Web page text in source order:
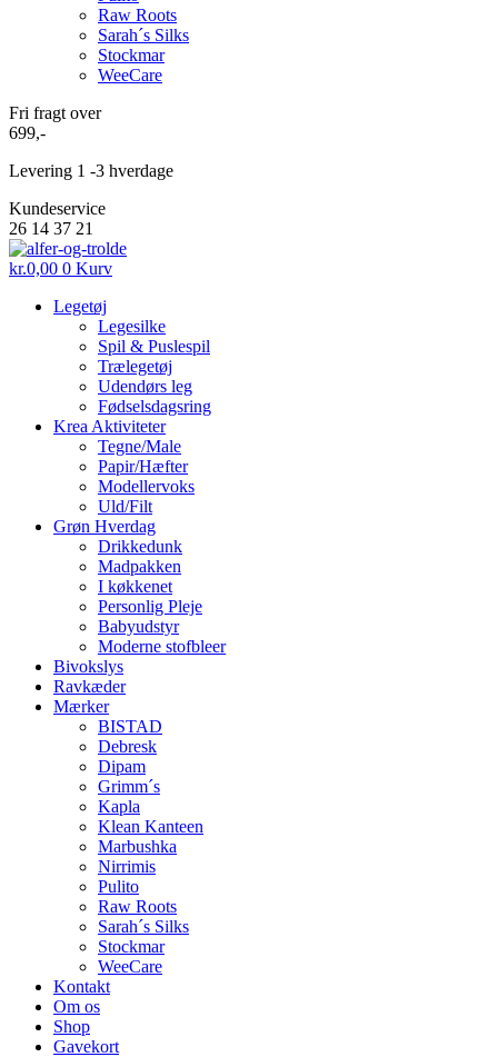
Raw Roots
Sarah´s Silks
Stockmar
WeeCare
Fri fragt over
699,-
Levering 1 -3 hverdage
Kundeservice
26 14 37 21
kr.0,00 0 Kurv
Legetøj
Legesilke
Spil & Puslespil
Trælegetøj
Udendørs leg
Fødselsdagsring
Krea Aktiviteter
Tegne/Male
Papir/Hæfter
Modellervoks
Uld/Filt
Grøn Hverdag
Drikkedunk
Madpakken
I køkkenet
Personlig Pleje
Babyudstyr
Moderne stofbleer
Bivokslys
Ravkæder
Mærker
BISTAD
Debresk
Dipam
Grimm´s
Kapla
Klean Kanteen
Marbushka
Nirrimis
Pulito
Raw Roots
Sarah´s Silks
Stockmar
WeeCare
Kontakt
Om os
Shop
Gavekort